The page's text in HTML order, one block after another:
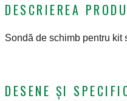
DESCRIEREA
Sondă de schimb pentru kit
DESENE ȘI